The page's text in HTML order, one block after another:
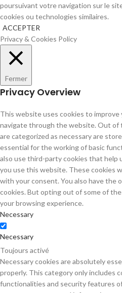
poursuivant votre navigation sur le
cookies ou technologies similaires.
ACCEPTER
Privacy & Cookies Policy
Fermer
Privacy Overview
This website uses cookies to improve
navigate through the website. Out of
are categorized as necessary are
essential for the working of basic
also use third-party cookies that help
you use this website. These cookies
with your consent. You also have
cookies. But opting out of some of
your browsing experience.
Necessary
Necessary
Toujours activé
Necessary cookies are absolutely
properly. This category only includes
functionalities and security features